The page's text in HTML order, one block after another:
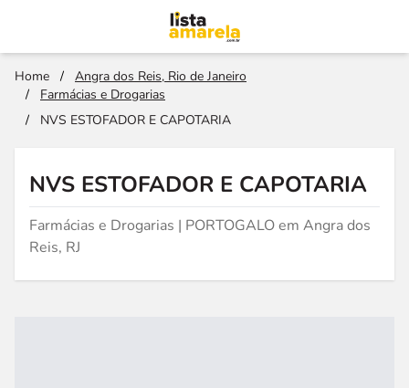
Home /
Angra dos Reis, Rio de Janeiro
/
Farmácias e Drogarias
/
NVS ESTOFADOR E CAPOTARIA
NVS ESTOFADOR E CAPOTARIA
Farmácias e Drogarias | PORTOGALO em Angra dos
Reis, RJ